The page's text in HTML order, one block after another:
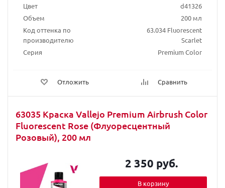
Цвет
d41326
Объем
200 мл
Код оттенка по
производителю
63.034 Fluorescent
Scarlet
Серия
Premium Color
Отложить Сравнить
63035 Краска Vallejo Premium Airbrush Color
Fluorescent Rose (Флуоресцентный
Розовый), 200 мл
2 350 руб.
В корзину